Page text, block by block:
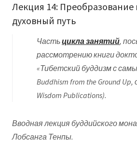
Лекция 14: Преобразование
духовный путь
Частьцикла занятий,
рассмотрению книги
«Тибетский буддизм с
Buddhism from the Ground
Wisdom Publications).
Вводная лекция буддийского
Лобсанга Тенпы.